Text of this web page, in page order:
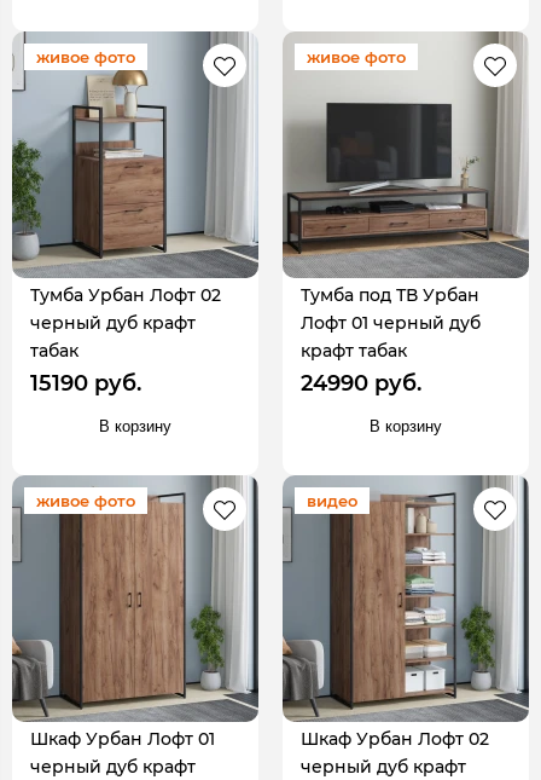
живое фото
Тумба Урбан Лофт 02
черный дуб крафт
табак
15190 руб.
В корзину
живое фото
Тумба под ТВ Урбан
Лофт 01 черный дуб
крафт табак
24990 руб.
В корзину
живое фото
Шкаф Урбан Лофт 01
черный дуб крафт
видео
Шкаф Урбан Лофт 02
черный дуб крафт